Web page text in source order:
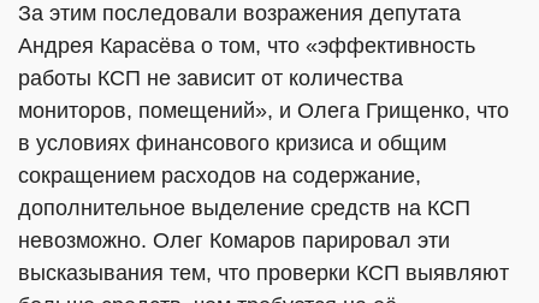
За этим последовали возражения депутата
Андрея Карасёва о том, что «эффективность
работы КСП не зависит от количества
мониторов, помещений», и Олега Грищенко, что
в условиях финансового кризиса и общим
сокращением расходов на содержание,
дополнительное выделение средств на КСП
невозможно. Олег Комаров парировал эти
высказывания тем, что проверки КСП выявляют